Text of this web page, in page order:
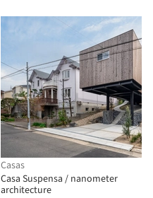
Casas
Casa Suspensa / nanometer
architecture